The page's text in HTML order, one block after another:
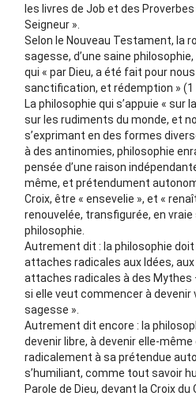
les livres de Job et des
Seigneur ».
Selon le Nouveau Testament, la
sagesse, d’une saine
qui « par Dieu, a été fait pour
sanctification, et rédemption » (1
La philosophie qui s’appuie « sur
sur les rudiments du monde, et
s’exprimant en des formes
à des antinomies, philosophie
pensée d’une raison
même, et prétendument
Croix, être « ensevelie », et «
renouvelée, transfigurée, en
philosophie.
Autrement dit : la philosophie
attaches radicales aux Idées,
attaches radicales à des Mythes
si elle veut commencer à devenir
sagesse ».
Autrement dit encore : la
devenir libre, à devenir elle-même
radicalement à sa prétendue
s’humiliant, comme tout savoir
Parole de Dieu, devant la Croix